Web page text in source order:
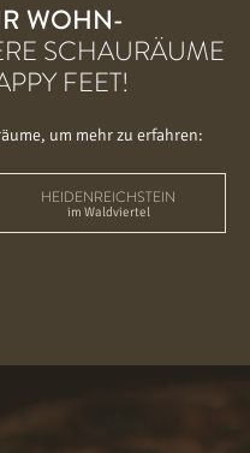
WOHN-
SCHAURÄUME
FEET!
um mehr zu erfahren:
HEIDENREICHSTEIN
im Waldviertel